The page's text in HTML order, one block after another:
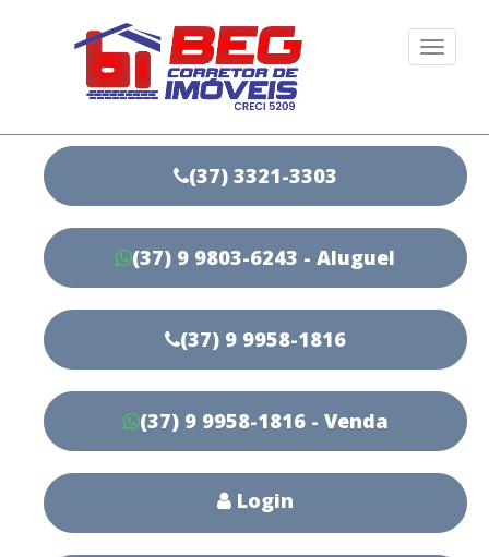
(37) 3321-3303
(37) 9 9803-6243 - Aluguel
(37) 9 9958-1816
(37) 9 9958-1816 - Venda
Login